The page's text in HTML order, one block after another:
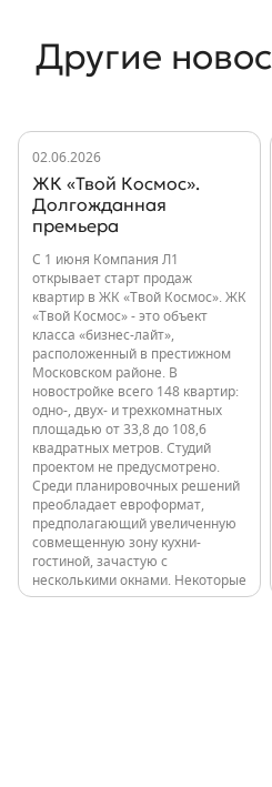
Другие
02.06.2026
ЖК «Твой Космос».
Долгожданная
премьера
С 1 июня Компания Л1
открывает старт продаж
квартир в ЖК «Твой Космос». ЖК
«Твой Космос» - это объект
класса «бизнес-лайт»,
расположенный в престижном
Московском районе. В
новостройке всего 148 квартир:
одно-, двух- и трехкомнатных
площадью от 33,8 до 108,6
квадратных метров. Студий
проектом не предусмотрено.
Среди планировочных решений
преобладает евроформат,
предполагающий увеличенную
совмещенную зону кухни-
гостиной, зачастую с
несколькими окнами. Некоторые
квартиры имеют мастер-